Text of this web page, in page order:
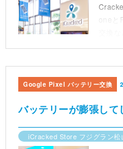
oneと
交換
バッテリーが膨張し
Google Pixel バッテリー交換
iCracked Store フジグラン松